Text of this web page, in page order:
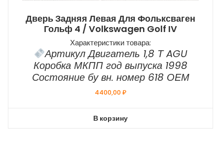
Дверь Задняя Левая Для Фольксваген
Гольф 4 / Volkswagen Golf IV
Характеристики товара:
Артикул Двигатель 1,8 Т AGU
Коробка МКПП год выпуска 1998
Состояние бу вн. номер 618 ОЕМ
4400,00₽
В корзину